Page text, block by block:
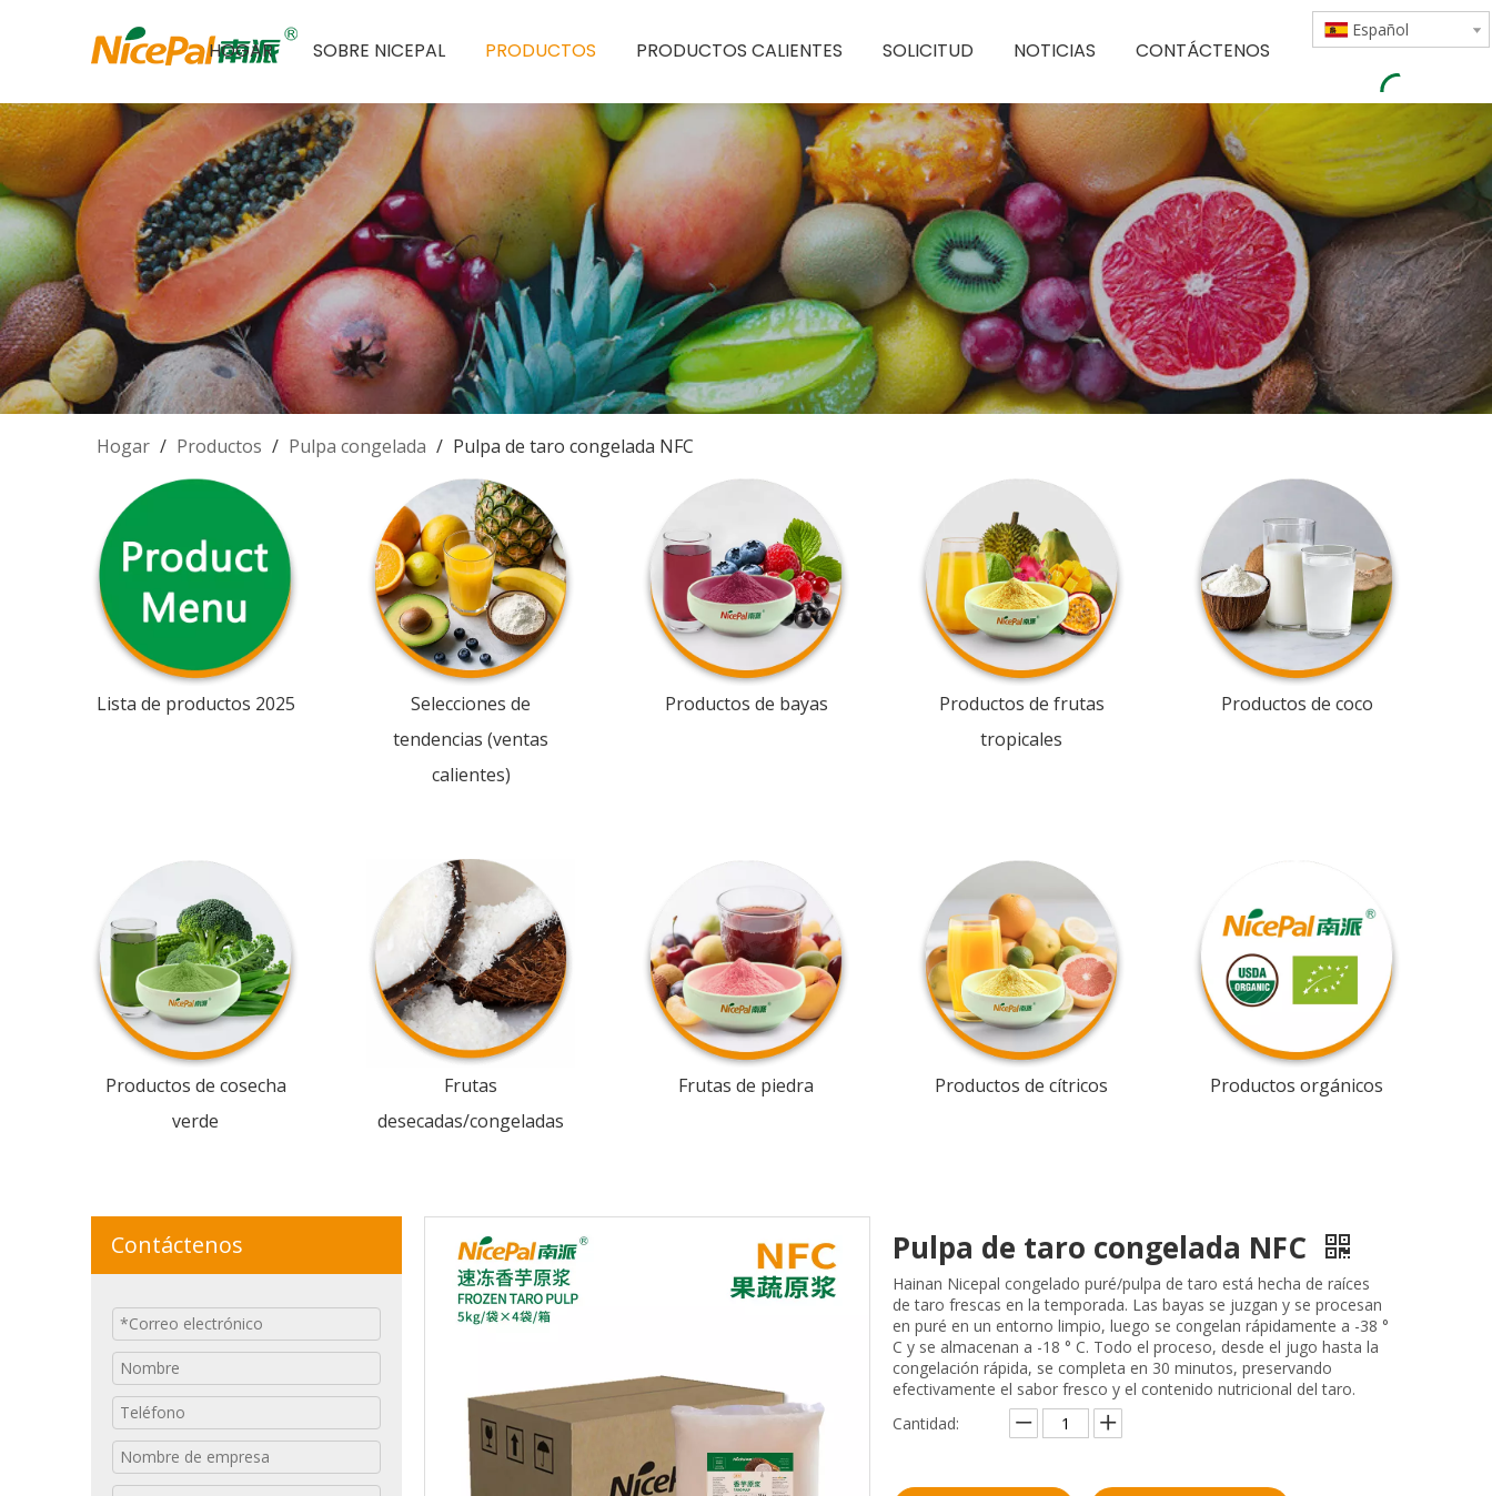
HOGAR SOBRE NICEPAL PRODUCTOS PRODUCTOS CALIENTES SOLICITUD NOTICIAS CONTÁCTENOS
Español
Hogar / Productos / Pulpa congelada / Pulpa de taro congelada NFC
Lista de productos 2025
Selecciones de
tendencias (ventas
calientes)
Productos de bayas
Productos de frutas
tropicales
Productos de coco
Productos de cosecha
verde
Frutas
desecadas/congeladas
Frutas de piedra Productos de cítricos Productos orgánicos
Contáctenos Pulpa de taro congelada NFC
Hainan Nicepal congelado puré/pulpa de taro está hecha de raíces
de taro frescas en la temporada. Las bayas se juzgan y se procesan
en puré en un entorno limpio, luego se congelan rápidamente a -38 °
C y se almacenan a -18 ° C. Todo el proceso, desde el jugo hasta la
congelación rápida, se completa en 30 minutos, preservando
efectivamente el sabor fresco y el contenido nutricional del taro.
Cantidad: